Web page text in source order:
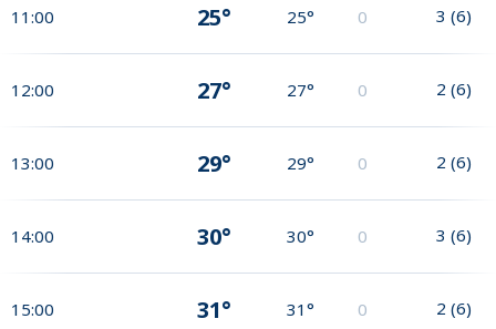
11:00 25° 25° 0 3 (6)
12:00 27° 27° 0 2 (6)
13:00 29° 29° 0 2 (6)
14:00 30° 30° 0 3 (6)
15:00 31° 31° 0 2 (6)